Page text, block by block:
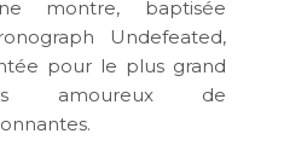
montre, baptisée
Undefeated,
pour le plus grand
amoureux de